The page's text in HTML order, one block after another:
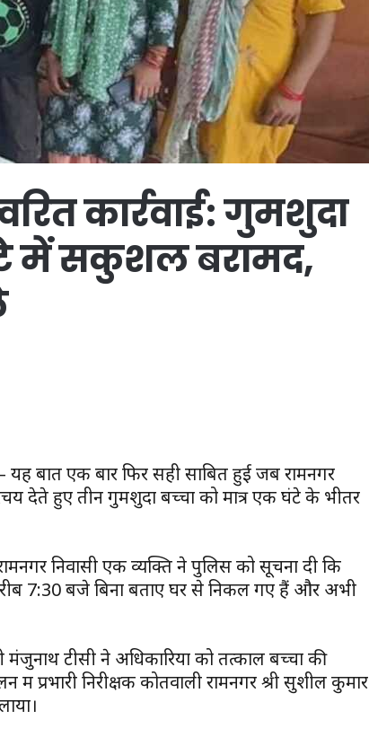
कार्रवाई: गुमशुदा
में सकुशल बरामद,
यह बात एक बार फिर सही साबित हुई जब रामनगर
देते हुए तीन गुमशुदा बच्चों को मात्र एक घंटे के भीतर
निवासी एक व्यक्ति ने पुलिस को सूचना दी कि
7:30 बजे बिना बताए घर से निकल गए हैं और अभी
मंजुनाथ टीसी ने अधिकारियों को तत्काल बच्चों की
प्रभारी निरीक्षक कोतवाली रामनगर श्री सुशील कुमार